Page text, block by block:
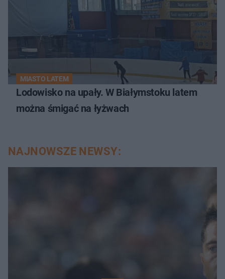
MIASTO LATEM
Lodowisko na upały. W Białymstoku latem
można śmigać na łyżwach
NAJNOWSZE NEWSY: